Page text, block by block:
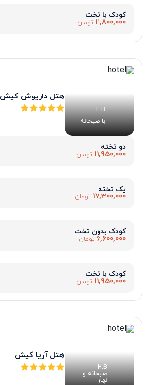
کودک با تخت
11,800,000 تومان
B.B
با صبحانه
هتل داریوش کیش
دو تخته
11,950,000 تومان
یک تخته
17,300,000 تومان
کودک بدون تخت
6,600,000 تومان
کودک با تخت
11,950,000 تومان
H.B
صبحانه و
نهار
هتل آریا کیش